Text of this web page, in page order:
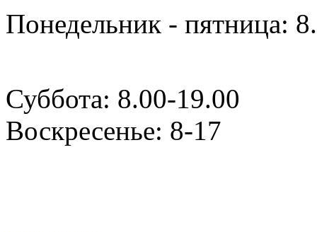
Понедельник - пятница:
Суббота: 8.00-19.00
Воскресенье: 8-17